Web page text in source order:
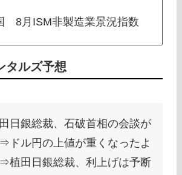
8月ISM非製造業景況指数
タルズ予想
田日銀総裁、石破首相の会談が
ドル円の上値が重くなったよ
植田日銀総裁、利上げは予断